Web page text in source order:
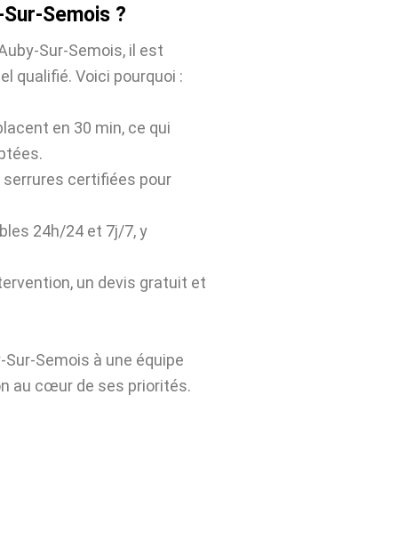
Semois ?
Sur-Semois, il est
qualifié. Voici pourquoi :
en 30 min, ce qui
certifiées pour
24h/24 et 7j/7, y
un devis gratuit et
Semois à une équipe
au cœur de ses priorités.